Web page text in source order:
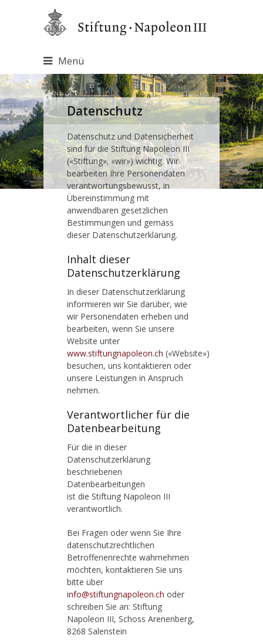
Menü
Datenschutz
Datenschutz und Datensicherheit
sind für die Stiftung Napoleon III
(«Stiftung»; «wir») wichtig. Wir
bearbeiten Ihre Personendaten
verantwortungsbewusst, in
Übereinstimmung mit
anwendbaren gesetzlichen
Bestimmungen und gemäss
dieser Datenschutzerklärung.
Inhalt dieser
Datenschutzerklärung
In dieser Datenschutzerklärung
informieren wir Sie darüber, wie
wir Personendaten erheben und
bearbeiten, wenn Sie unsere
Website unter
www.stiftungnapoleon.ch («Website»)
besuchen, uns kontaktieren oder
unsere Leistungen in Anspruch
nehmen.
Verantwortlicher für die
Datenbearbeitung
Für die in dieser
Datenschutzerklärung
beschriebenen
Datenbearbeitungen
ist die Stiftung Napoleon III
verantwortlich.
Bei Fragen oder wenn Sie Ihre
datenschutzrechtlichen
Betroffenenrechte wahrnehmen
möchten, kontaktieren Sie uns
bitte über
info@stiftungnapoleon.ch oder
schreiben Sie an: Stiftung
Napoleon III, Schoss Arenenberg,
8268 Salenstein